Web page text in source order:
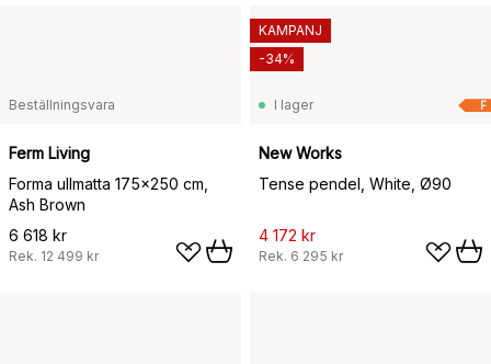
Beställningsvara
Ferm Living
Forma ullmatta 175x250 cm,
Ash Brown
6 618 kr
Rek. 12 499 kr
F
I lager
New Works
Tense pendel, White, Ø90
4 172 kr
Rek. 6 295 kr
KAMPANJ
-34%